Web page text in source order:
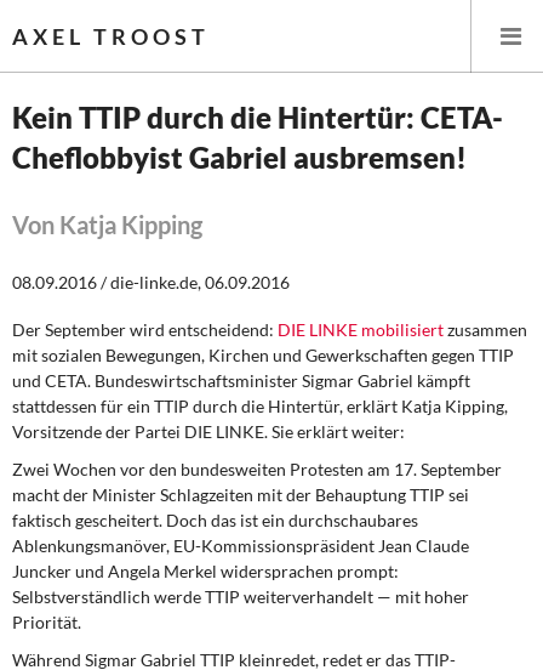
AXEL TROOST
Startseite
Themen
Leitlinien linker Wirtschafts- und Finanzpolitik
Wirtschaftspolitik
Steuer- und Finanzpolitik
Eurokrise und Griechenland
DIE LINKE
Weitere Themen
Kein TTIP durch die Hintertür: CETA-
Cheflobbyist Gabriel ausbremsen!
Von Katja Kipping
08.09.2016 / die-linke.de, 06.09.2016
Der September wird entscheidend: DIE LINKE mobilisiertzusammen
mit sozialen Bewegungen, Kirchen und Gewerkschaften gegen TTIP
und CETA. Bundeswirtschaftsminister Sigmar Gabriel kämpft
stattdessen für ein TTIP durch die Hintertür, erklärt Katja Kipping,
Vorsitzende der Partei DIE LINKE. Sie erklärt weiter:
Zwei Wochen vor den bundesweiten Protesten am 17. September
macht der Minister Schlagzeiten mit der Behauptung TTIP sei
faktisch gescheitert. Doch das ist ein durchschaubares
Ablenkungsmanöver, EU-Kommissionspräsident Jean Claude
Juncker und Angela Merkel widersprachen prompt:
Selbstverständlich werde TTIP weiterverhandelt — mit hoher
Priorität.
Während Sigmar Gabriel TTIP kleinredet, redet er das TTIP-